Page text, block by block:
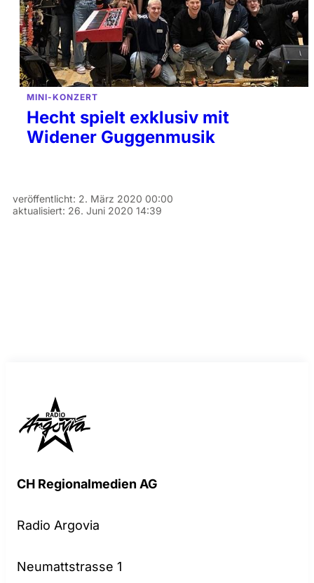
MINI-KONZERT
Hecht spielt exklusiv mit
Widener Guggenmusik
veröffentlicht: 2. März 2020 00:00
aktualisiert: 26. Juni 2020 14:39
CH Regionalmedien AG
Radio Argovia
Neumattstrasse 1